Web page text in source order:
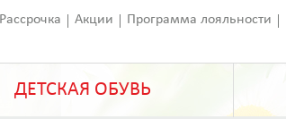
Рассрочка Акции Программа лояльности
ДЕТСКАЯ ОБУВЬ